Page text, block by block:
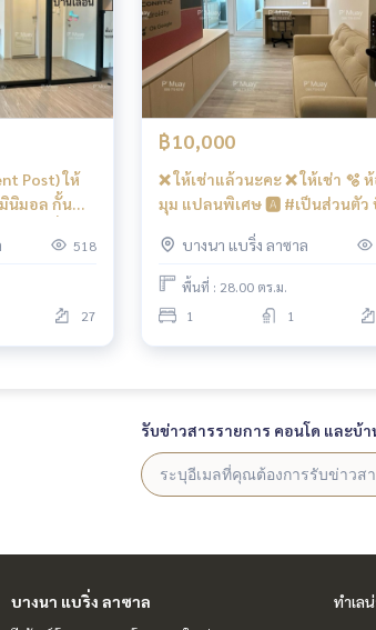
กเล่น ห้อง Co-working skyview …
บ )
P’muay
0957156316#คอนโดใกล้ทางด่ว
บางนา #คอนโดใกล้ไบเทค #bitec #bangkok
#ideoO2 #ขายดาวน์รีเจ้นท์
บางนา
Post) ให้
นิมอล กั้น
บาท
518
27
฿10,000
❌ ให้เช่าแล้วนะคะ ❌ ให้เช่า 🫧 ห้อง
มุม แปลนพิเศษ 🅰️ #เป็นส่วนตัว บิ้
door lock📱
#RegentHomeBangna 📍มี เค
บางนา แบริ่ง ลาซาล
พื้นที่ : 28.00 ตร.ม.
1
1
รับข่าวสารรายการ คอนโด และบ้า
บางนา แบริ่ง ลาซาล
ทำเล